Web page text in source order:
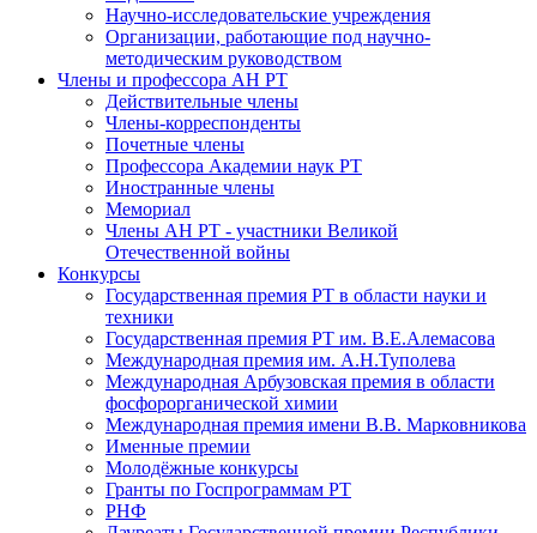
Научно-исследовательские учреждения
Организации, работающие под научно-
методическим руководством
Члены и профессора АН РТ
Действительные члены
Члены-корреспонденты
Почетные члены
Профессора Академии наук РТ
Иностранные члены
Мемориал
Члены АН РТ - участники Великой
Отечественной войны
Конкурсы
Государственная премия РТ в области науки и
техники
Государственная премия РТ им. В.Е.Алемасова
Международная премия им. А.Н.Туполева
Международная Арбузовская премия в области
фосфорорганической химии
Международная премия имени В.В. Марковникова
Именные премии
Молодёжные конкурсы
Гранты по Госпрограммам РТ
РНФ